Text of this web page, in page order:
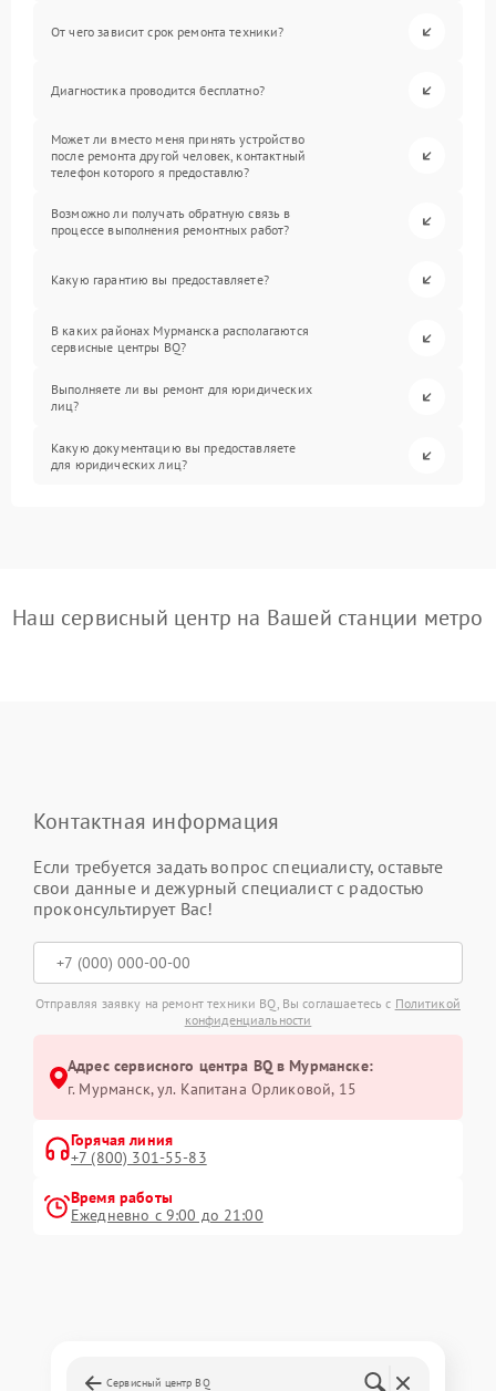
От чего зависит срок ремонта техники?
Диагностика проводится бесплатно?
Может ли вместо меня принять устройство
после ремонта другой человек, контактный
телефон которого я предоставлю?
Возможно ли получать обратную связь в
процессе выполнения ремонтных работ?
Какую гарантию вы предоставляете?
В каких районах Мурманска располагаются
сервисные центры BQ?
Выполняете ли вы ремонт для юридических
лиц?
Какую документацию вы предоставляете
для юридических лиц?
Наш сервисный центр на Вашей станции метро
Контактная информация
Если требуется задать вопрос специалисту, оставьте
свои данные и дежурный специалист с радостью
проконсультирует Вас!
Отправляя заявку на ремонт техники BQ, Вы соглашаетесь с Политикой
конфиденциальности
Адрес сервисного центра BQ в Мурманске:
г. Мурманск, ул. Капитана Орликовой, 15
Горячая линия
+7 (800) 301-55-83
Время работы
Ежедневно с 9:00 до 21:00
Сервисный центр BQ